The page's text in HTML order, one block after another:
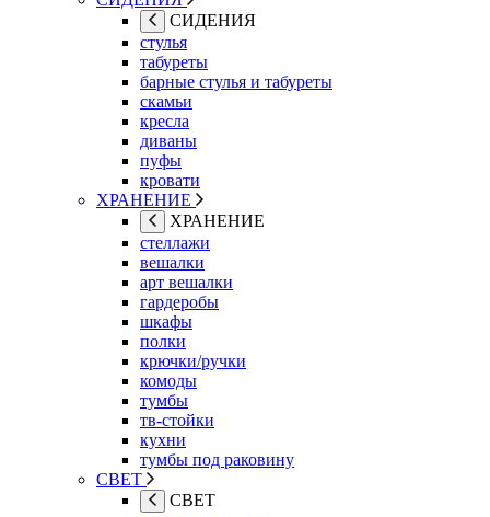
СИДЕНИЯ
стулья
табуреты
барные стулья и табуреты
скамьи
кресла
диваны
пуфы
кровати
ХРАНЕНИЕ
ХРАНЕНИЕ
стеллажи
вешалки
арт вешалки
гардеробы
шкафы
полки
крючки/ручки
комоды
тумбы
тв-стойки
кухни
тумбы под раковину
СВЕТ
СВЕТ